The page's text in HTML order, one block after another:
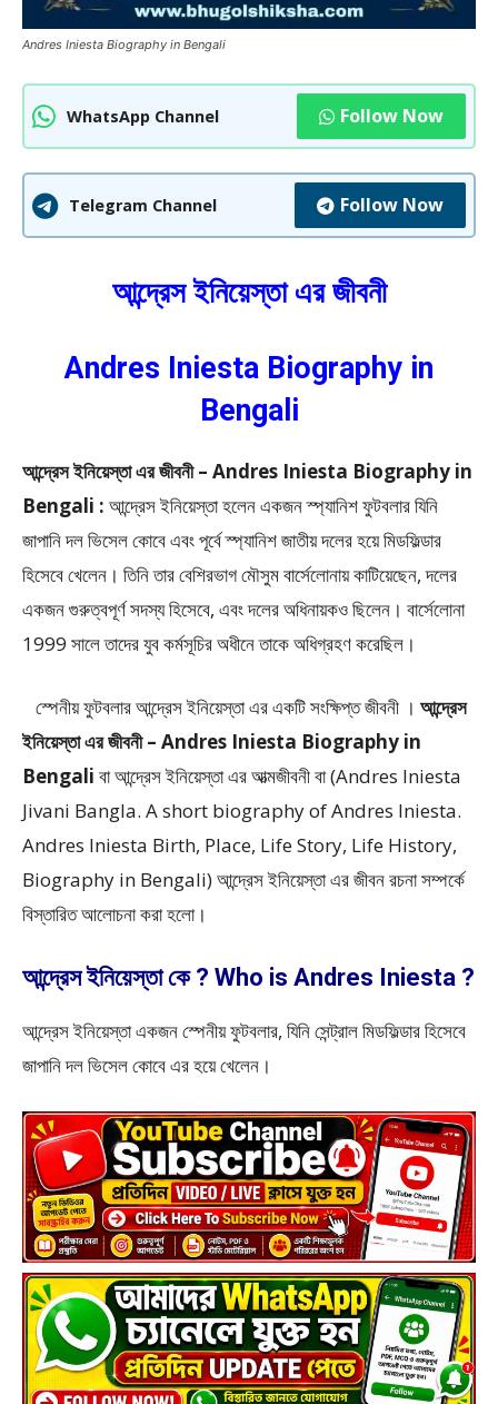
Andres Iniesta Biography in Bengali
WhatsApp Channel Follow Now
Telegram Channel Follow Now
আন্দ্রেস ইনিয়েস্তা এর জীবনী
Andres Iniesta Biography in
Bengali
আন্দ্রেস ইনিয়েস্তা এর জীবনী – Andres Iniesta Biography in
Bengali : আন্দ্রেস ইনিয়েস্তা হলেন একজন স্প্যানিশ ফুটবলার যিনি
জাপানি দল ভিসেল কোবে এবং পূর্বে স্প্যানিশ জাতীয় দলের হয়ে মিডফিল্ডার
হিসেবে খেলেন। তিনি তার বেশিরভাগ মৌসুম বার্সেলোনায় কাটিয়েছেন, দলের
একজন গুরুত্বপূর্ণ সদস্য হিসেবে, এবং দলের অধিনায়কও ছিলেন। বার্সেলোনা
1999 সালে তাদের যুব কর্মসূচির অধীনে তাকে অধিগ্রহণ করেছিল।
স্পেনীয় ফুটবলার আন্দ্রেস ইনিয়েস্তা এর একটি সংক্ষিপ্ত জীবনী । আন্দ্রেস
ইনিয়েস্তা এর জীবনী – Andres Iniesta Biography in
Bengali বা আন্দ্রেস ইনিয়েস্তা এর আত্মজীবনী বা (Andres Iniesta
Jivani Bangla. A short biography of Andres Iniesta.
Andres Iniesta Birth, Place, Life Story, Life History,
Biography in Bengali) আন্দ্রেস ইনিয়েস্তা এর জীবন রচনা সম্পর্কে
বিস্তারিত আলোচনা করা হলো।
আন্দ্রেস ইনিয়েস্তা কে ? Who is Andres Iniesta ?
আন্দ্রেস ইনিয়েস্তা একজন স্পেনীয় ফুটবলার, যিনি সেন্ট্রাল মিডফিল্ডার হিসেবে
জাপানি দল ভিসেল কোবে এর হয়ে খেলেন।